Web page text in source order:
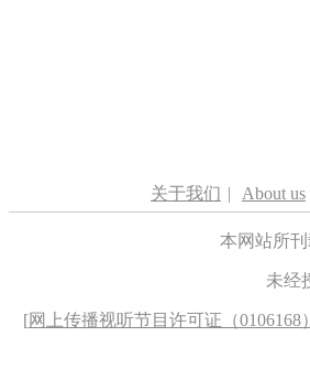
关于我们 | About us
本网站所
未经
[网上传播视听节目许可证（0106168）